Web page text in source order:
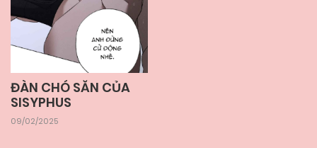
ĐÀN CHÓ SĂN CỦA
SISYPHUS
09/02/2025